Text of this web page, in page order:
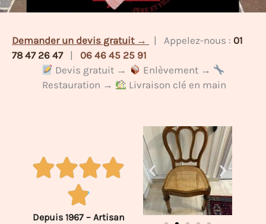
Demander un devis gratuit → | Appelez-nous : 01
78 47 26 47
| 06 46 45 25 91
Devis gratuit →
Enlèvement →
Restauration →
Livraison clé en main
Depuis 1967 – Artisan